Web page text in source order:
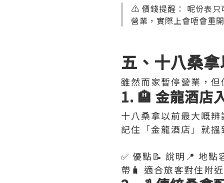
⚠️ 價錢提醒： 呢份表只
營業，實際上會唔會重
五、十八桑
雖然而家暫停營業，
1. 🏨 金龍酒店
十八桑拿以前最大嘅
記住「金龍酒店」就
✅ 優點📝 說明📍 地
帶🧳 適合旅客對住附